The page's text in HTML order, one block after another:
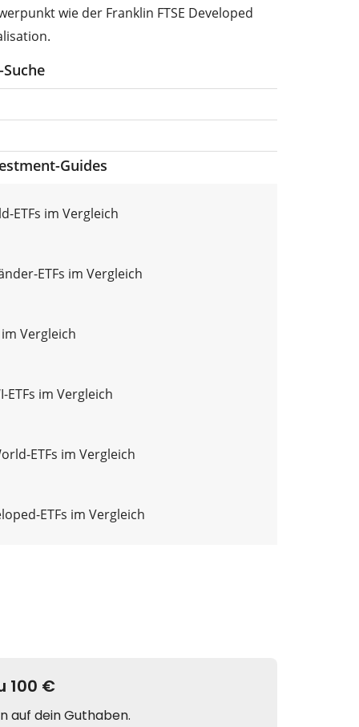
wie der Franklin FTSE Developed
Guides
ETFs im Vergleich
ETFs im Vergleich
im Vergleich
ETFs im Vergleich
ETFs im Vergleich
ETFs im Vergleich